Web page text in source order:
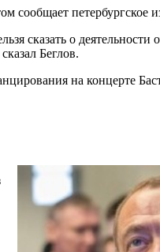
сообщает петербургское
сказать о деятельности
Беглов.
на концерте